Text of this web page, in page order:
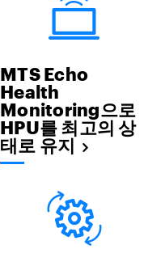
MTS Echo
Health
Monitoring으로
HPU를 최고의 상
태로 유지